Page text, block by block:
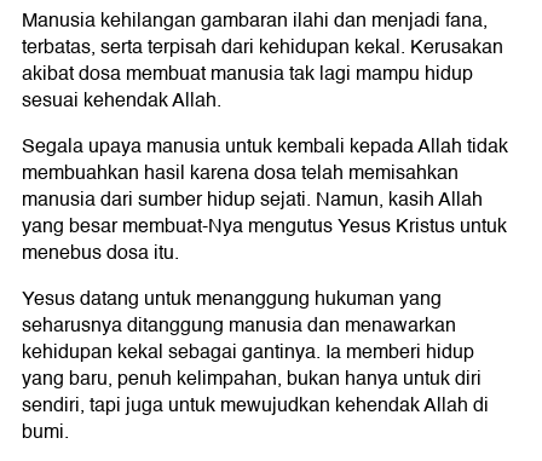
Manusia kehilangan gambaran ilahi dan menjadi fana,
terbatas, serta terpisah dari kehidupan kekal. Kerusakan
akibat dosa membuat manusia tak lagi mampu hidup
sesuai kehendak Allah.
Segala upaya manusia untuk kembali kepada Allah tidak
membuahkan hasil karena dosa telah memisahkan
manusia dari sumber hidup sejati. Namun, kasih Allah
yang besar membuat-Nya mengutus Yesus Kristus untuk
menebus dosa itu.
Yesus datang untuk menanggung hukuman yang
seharusnya ditanggung manusia dan menawarkan
kehidupan kekal sebagai gantinya. Ia memberi hidup
yang baru, penuh kelimpahan, bukan hanya untuk diri
sendiri, tapi juga untuk mewujudkan kehendak Allah di
bumi.